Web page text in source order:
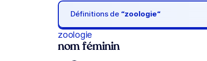
Définitions de “zoologie“
zoologie
nom féminin